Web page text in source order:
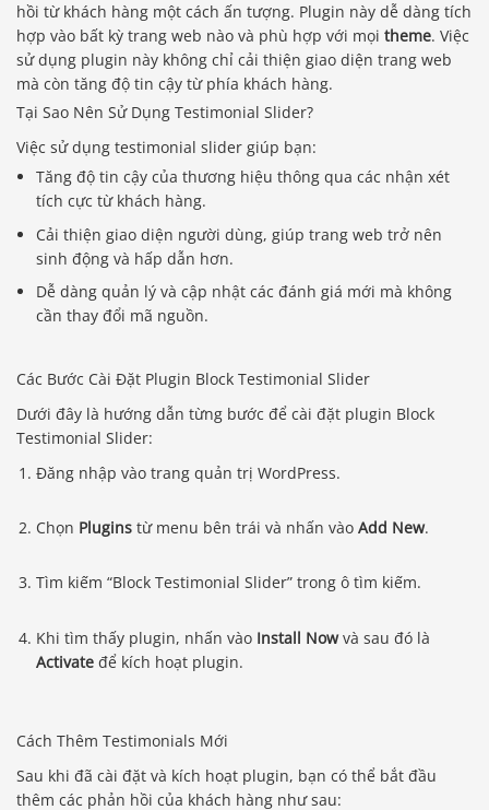
hồi từ khách hàng một cách ấn tượng. Plugin này dễ dàng tích
hợp vào bất kỳ trang web nào và phù hợp với mọi theme. Việc
sử dụng plugin này không chỉ cải thiện giao diện trang web
mà còn tăng độ tin cậy từ phía khách hàng.
Tại Sao Nên Sử Dụng Testimonial Slider?
Việc sử dụng testimonial slider giúp bạn:
Tăng độ tin cậy của thương hiệu thông qua các nhận xét
tích cực từ khách hàng.
Cải thiện giao diện người dùng, giúp trang web trở nên
sinh động và hấp dẫn hơn.
Dễ dàng quản lý và cập nhật các đánh giá mới mà không
cần thay đổi mã nguồn.
Các Bước Cài Đặt Plugin Block Testimonial Slider
Dưới đây là hướng dẫn từng bước để cài đặt plugin Block
Testimonial Slider:
Đăng nhập vào trang quản trị WordPress.
Chọn Plugins từ menu bên trái và nhấn vàoAdd New.
Tìm kiếm “Block Testimonial Slider” trong ô tìm kiếm.
Khi tìm thấy plugin, nhấn vào Install Nowvà sau đó là
Activate để kích hoạt plugin.
Cách Thêm Testimonials Mới
Sau khi đã cài đặt và kích hoạt plugin, bạn có thể bắt đầu
thêm các phản hồi của khách hàng như sau: